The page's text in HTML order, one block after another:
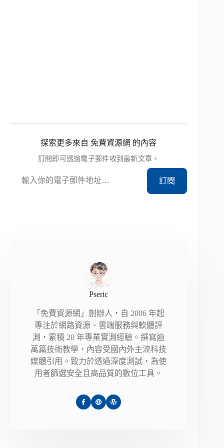
探索更多來自 免費資源網 的內容
訂閱即可透過電子郵件收到最新文章。
訂閱
Pseric
「免費資源網」創辦人，自 2006 年起
專注於網路資源、雲端服務與軟體評
測，累積 20 年專業實測經驗。撰寫逾
萬篇技術教學，內容受國內外主流科技
媒體引用。致力於透過深度測試，為使
用者篩選安全且高品質的數位工具。